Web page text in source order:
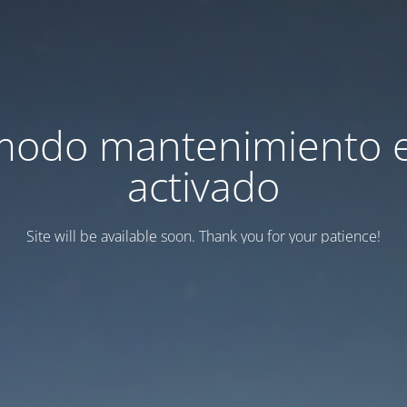
mantenimiento
activado
Site will be available soon. Thank you for your patience!